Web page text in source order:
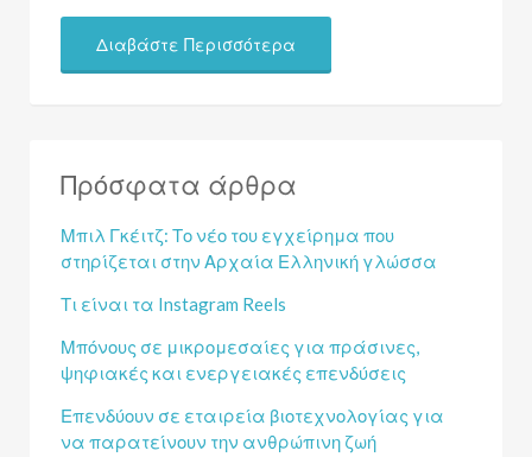
Διαβάστε Περισσότερα
Πρόσφατα άρθρα
Μπιλ Γκέιτζ: Το νέο του εγχείρημα που
στηρίζεται στην Αρχαία Ελληνική γλώσσα
Τι είναι τα Instagram Reels
Μπόνους σε μικρομεσαίες για πράσινες,
ψηφιακές και ενεργειακές επενδύσεις
Επενδύουν σε εταιρεία βιοτεχνολογίας για
να παρατείνουν την ανθρώπινη ζωή